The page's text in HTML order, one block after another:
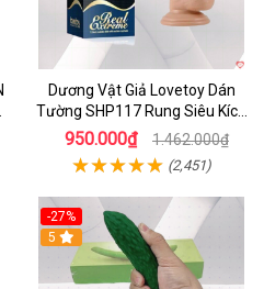
Dương Vật Giả Lovetoy Dán
Tường SHP117 Rung Siêu Kích
Thích
950.000₫ 1.462.000₫
(2,451)
-27%
5